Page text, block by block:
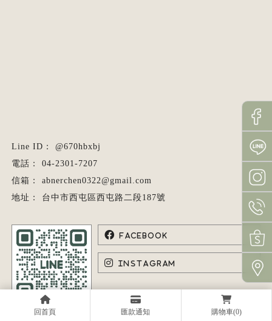
回首頁 匯款通知 購物車(0)
@670hbxbj
04-2301-7207
abnerchen0322@gmail.com
台中市西屯區西屯路二段187號